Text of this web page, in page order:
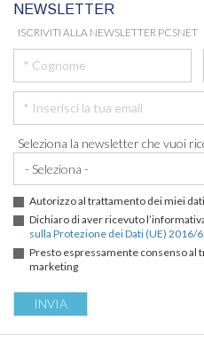
NEWSLETTER
ISCRIVITI ALLA NEWSLETTER PCSNET
Seleziona la newsletter che vuoi
Autorizzo al trattamento dei miei
Dichiaro di aver ricevuto
sulla Protezione dei Dati (UE) 2016/
Presto espressamente consenso al
marketing